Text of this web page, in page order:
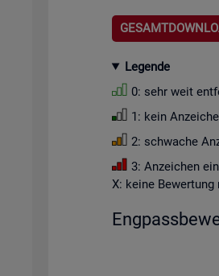
Le­gen­de
0: sehr weit
1: kein
2: schwa­che
3: An­zei­chen
X: keine